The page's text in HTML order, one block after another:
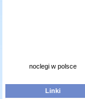
noclegi w polsce
Linki